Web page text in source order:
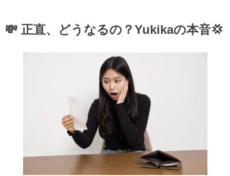
💸 正直、どうなるの？Yukikaの本音💢